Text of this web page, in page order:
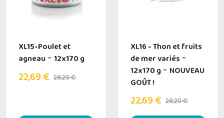
XL15-Poulet et
agneau - 12x170 g
22,69 € 28,20 €
XL16 - Thon et fruits
de mer variés -
12x170 g - NOUVEAU
GOÛT !
22,69 € 28,20 €